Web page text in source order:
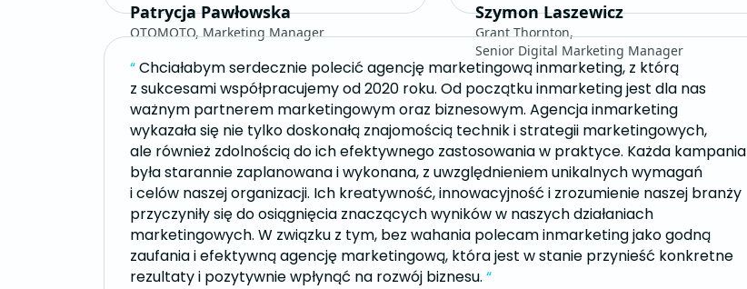
Patrycja Pawłowska
OTOMOTO, Marketing Manager
Szymon Laszewicz
Grant Thornton,
Senior Digital Marketing Manager
“Chciałabym serdecznie polecić agencję marketingową inmarketing, z którą
z sukcesami współpracujemy od 2020 roku. Od początku inmarketing jest dla nas
ważnym partnerem marketingowym oraz biznesowym. Agencja inmarketing
wykazała się nie tylko doskonałą znajomością technik i strategii marketingowych,
ale również zdolnością do ich efektywnego zastosowania w praktyce. Każda kampania
była starannie zaplanowana i wykonana, z uwzględnieniem unikalnych wymagań
i celów naszej organizacji. Ich kreatywność, innowacyjność i zrozumienie naszej branży
przyczyniły się do osiągnięcia znaczących wyników w naszych działaniach
marketingowych. W związku z tym, bez wahania polecam inmarketing jako godną
zaufania i efektywną agencję marketingową, która jest w stanie przynieść konkretne
rezultaty i pozytywnie wpłynąć na rozwój biznesu. “